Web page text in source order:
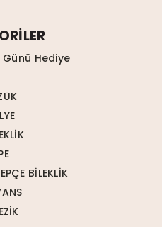
Hediye
BİLEKLİK